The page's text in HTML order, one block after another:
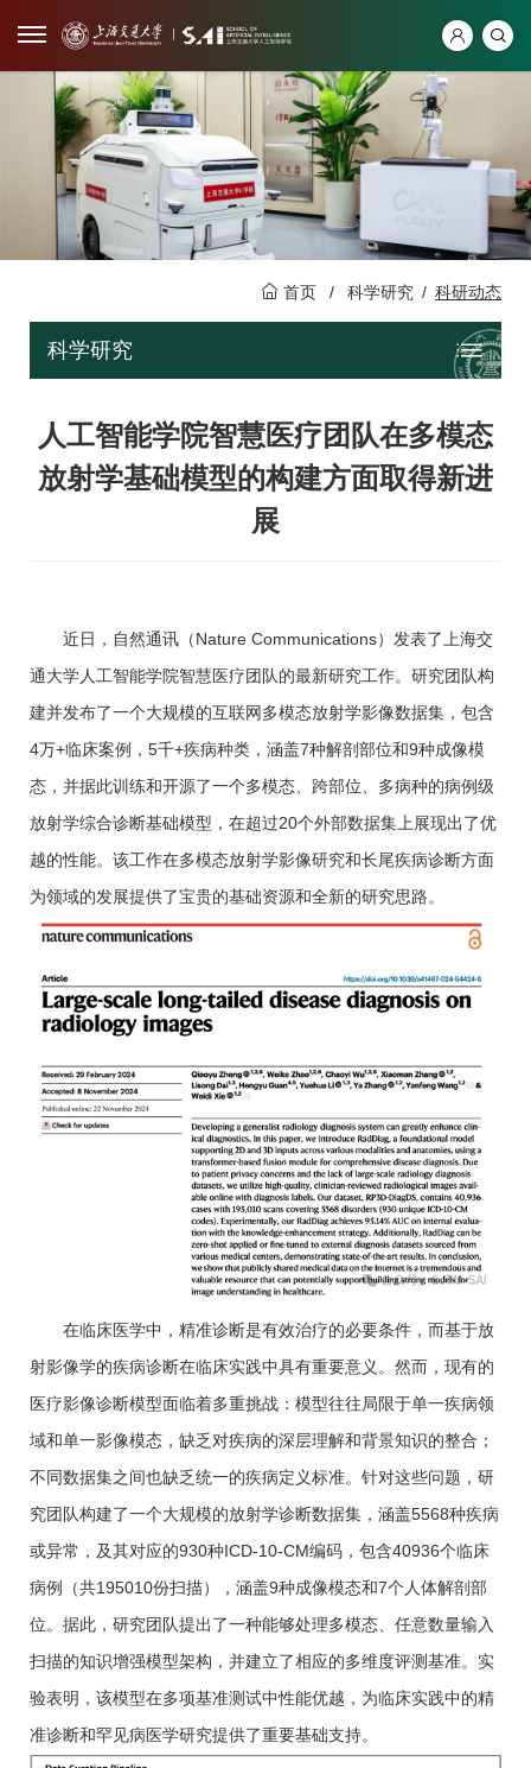
首页 / 科学研究 / 科研动态
科学研究
人工智能学院智慧医疗团队在多模态
放射学基础模型的构建方面取得新进
展
近日，自然通讯（Nature Communications）发表了上海交
通大学人工智能学院智慧医疗团队的最新研究工作。研究团队构
建并发布了一个大规模的互联网多模态放射学影像数据集，包含
4万+临床案例，5千+疾病种类，涵盖7种解剖部位和9种成像模
态，并据此训练和开源了一个多模态、跨部位、多病种的病例级
放射学综合诊断基础模型，在超过20个外部数据集上展现出了优
越的性能。该工作在多模态放射学影像研究和长尾疾病诊断方面
为领域的发展提供了宝贵的基础资源和全新的研究思路。
在临床医学中，精准诊断是有效治疗的必要条件，而基于放
射影像学的疾病诊断在临床实践中具有重要意义。然而，现有的
医疗影像诊断模型面临着多重挑战：模型往往局限于单一疾病领
域和单一影像模态，缺乏对疾病的深层理解和背景知识的整合；
不同数据集之间也缺乏统一的疾病定义标准。针对这些问题，研
究团队构建了一个大规模的放射学诊断数据集，涵盖5568种疾病
或异常，及其对应的930种ICD-10-CM编码，包含40936个临床
病例（共195010份扫描），涵盖9种成像模态和7个人体解剖部
位。据此，研究团队提出了一种能够处理多模态、任意数量输入
扫描的知识增强模型架构，并建立了相应的多维度评测基准。实
验表明，该模型在多项基准测试中性能优越，为临床实践中的精
准诊断和罕见病医学研究提供了重要基础支持。